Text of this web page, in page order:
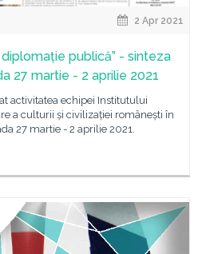
2 Apr 2021
diplomație publică” - sinteza
27 martie - 2 aprilie 2021
activitatea echipei Institutului
a culturii și civilizației românești în
27 martie - 2 aprilie 2021.